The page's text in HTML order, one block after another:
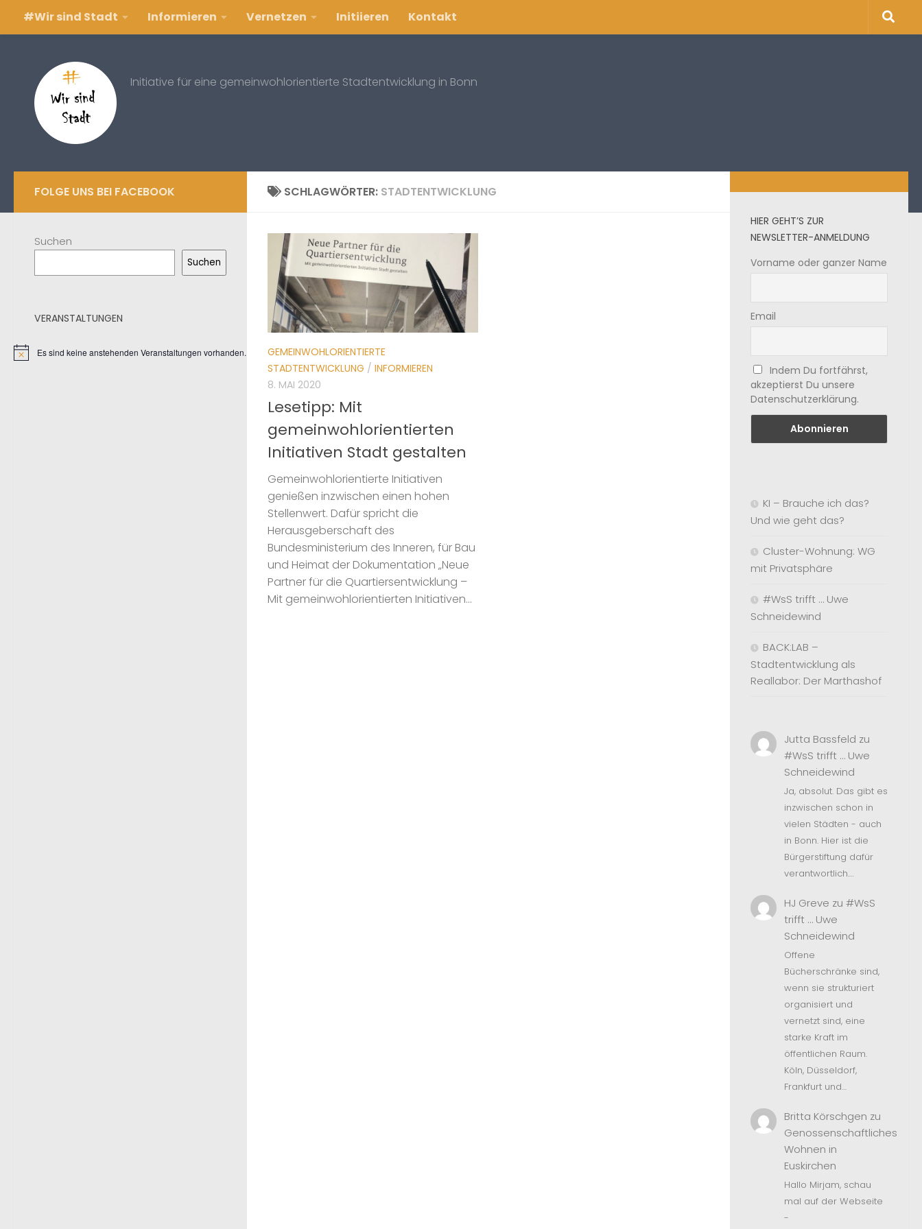
Zum Inhalt springen
#Wir sind Stadt Informieren Vernetzen Initiieren Kontakt
Initiative für eine gemeinwohlorientierte Stadtentwicklung in Bonn
SCHLAGWÖRTER: STADTENTWICKLUNG
GEMEINWOHLORIENTIERTE
STADTENTWICKLUNG / INFORMIEREN
8. MAI 2020
Lesetipp: Mit
gemeinwohlorientierten
Initiativen Stadt gestalten
Gemeinwohlorientierte Initiativen
genießen inzwischen einen hohen
Stellenwert. Dafür spricht die
Herausgeberschaft des
Bundesministerium des Inneren, für Bau
und Heimat der Dokumentation „Neue
Partner für die Quartiersentwicklung –
Mit gemeinwohlorientierten Initiativen...
FOLGE UNS BEI FACEBOOK
Suchen
Suchen
VERANSTALTUNGEN
Es sind keine anstehenden Veranstaltungen vorhanden.
HIER GEHT’S ZUR
NEWSLETTER-ANMELDUNG
Vorname oder ganzer Name
Email
Indem Du fortfährst,
akzeptierst Du unsere
Datenschutzerklärung.
KI – Brauche ich das?
Und wie geht das?
Cluster-Wohnung: WG
mit Privatsphäre
#WsS trifft … Uwe
Schneidewind
BACK:LAB –
Stadtentwicklung als
Reallabor: Der Marthashof
Jutta Bassfeld zu
#WsS trifft … Uwe
Schneidewind
Ja, absolut. Das gibt es
inzwischen schon in
vielen Städten - auch
in Bonn. Hier ist die
Bürgerstiftung dafür
verantwortlich.…
HJ Greve zu #WsS
trifft … Uwe
Schneidewind
Offene
Bücherschränke sind,
wenn sie strukturiert
organisiert und
vernetzt sind, eine
starke Kraft im
öffentlichen Raum.
Köln, Düsseldorf,
Frankfurt und…
Britta Körschgen zu
Genossenschaftliches
Wohnen in
Euskirchen
Hallo Mirjam, schau
mal auf der Webseite
-